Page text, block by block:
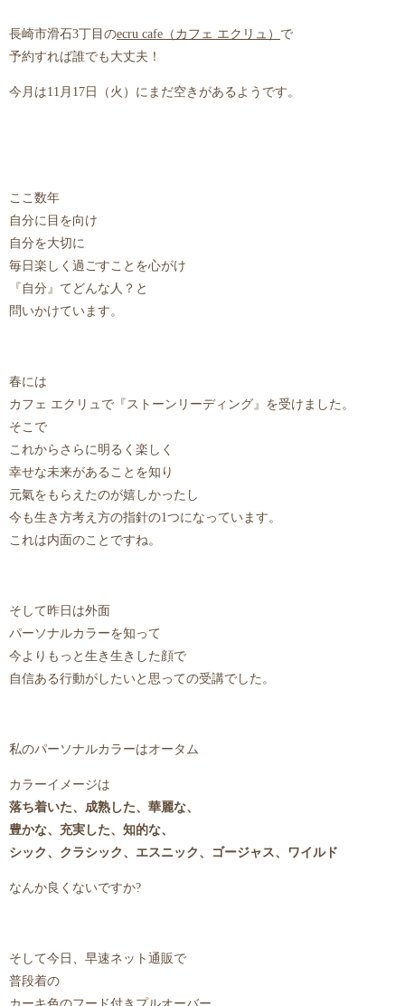
長崎市滑石3丁目のecru cafe（カフェ エクリュ） で
予約すれば誰でも大丈夫！
今月は11月17日（火）にまだ空きがあるようです。
ここ数年
自分に目を向け
自分を大切に
毎日楽しく過ごすことを心がけ
『自分』てどんな人？と
問いかけています。
春には
カフェ エクリュで『ストーンリーディング』を受けました。
そこで
これからさらに明るく楽しく
幸せな未来があることを知り
元氣をもらえたのが嬉しかったし
今も生き方考え方の指針の1つになっています。
これは内面のことですね。
そして昨日は外面
パーソナルカラーを知って
今よりもっと生き生きした顔で
自信ある行動がしたいと思っての受講でした。
私のパーソナルカラーはオータム
カラーイメージは
落ち着いた、成熟した、華麗な、
豊かな、充実した、知的な、
シック、クラシック、エスニック、ゴージャス、ワイルド
なんか良くないですか?
そして今日、早速ネット通販で
普段着の